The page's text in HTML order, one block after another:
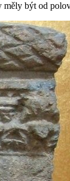
být od